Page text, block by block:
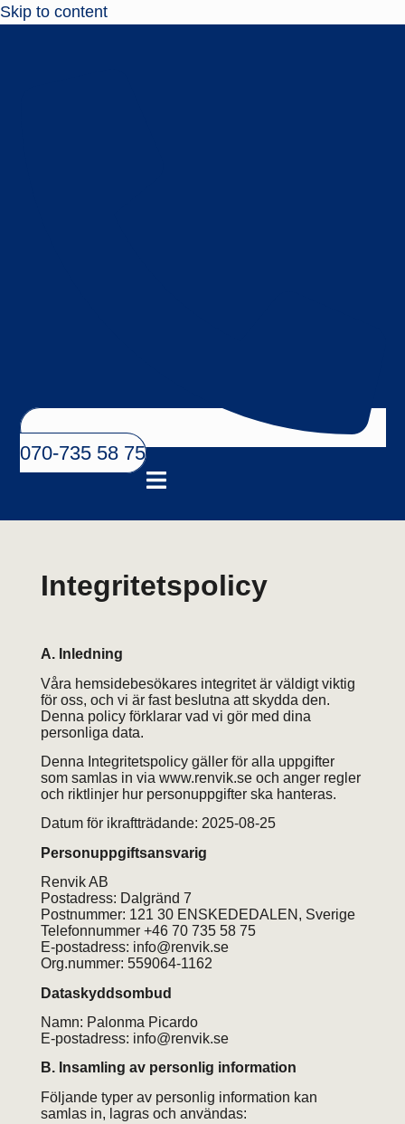
Skip to content
070-735 58 75
Integritetspolicy
A. Inledning
Våra hemsidebesökares integritet är väldigt viktig
för oss, och vi är fast beslutna att skydda den.
Denna policy förklarar vad vi gör med dina
personliga data.
Denna Integritetspolicy gäller för alla uppgifter
som samlas in via www.renvik.se och anger regler
och riktlinjer hur personuppgifter ska hanteras.
Datum för ikraftträdande: 2025-08-25
Personuppgiftsansvarig
Renvik AB
Postadress: Dalgränd 7
Postnummer: 121 30 ENSKEDEDALEN, Sverige
Telefonnummer +46 70 735 58 75
E-postadress: info@renvik.se
Org.nummer: 559064-1162
Dataskyddsombud
Namn: Palonma Picardo
E-postadress: info@renvik.se
B. Insamling av personlig information
Följande typer av personlig information kan
samlas in, lagras och användas: